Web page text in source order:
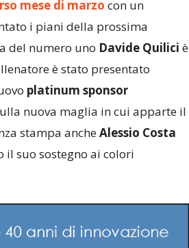
mese di marzo con un
i piani della prossima
del numero uno Davide Quilici è
è stato presentato
platinum sponsor
nuova maglia in cui apparte il
stampa ancheAlessio Costa
il suo sostegno ai colori